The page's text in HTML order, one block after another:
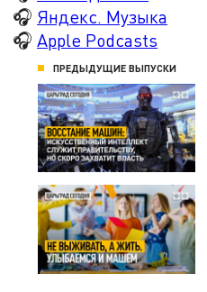
🎧 Яндекс. Музыка
🎧Apple Podcasts
ПРЕДЫДУЩИЕ ВЫПУСКИ